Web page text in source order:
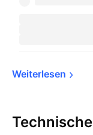
Weiterlesen
Technische